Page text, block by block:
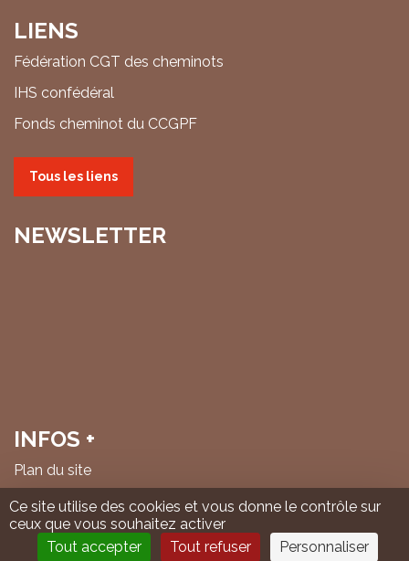
LIENS
Fédération CGT des cheminots
IHS confédéral
Fonds cheminot du CCGPF
Tous les liens
NEWSLETTER
INFOS +
Plan du site
Mentions légales & politique de confidentialité
© IHS Cheminots 2026
Ce site utilise des cookies et vous donne le contrôle sur
ceux que vous souhaitez activer
Tout accepter
Tout refuser Personnaliser